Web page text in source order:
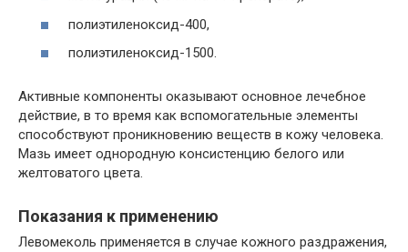
полиэтиленоксид-400,
полиэтиленоксид-1500.
Активные компоненты оказывают основное лечебное
действие, в то время как вспомогательные элементы
способствуют проникновению веществ в кожу человека.
Мазь имеет однородную консистенцию белого или
желтоватого цвета.
Показания к применению
Левомеколь применяется в случае кожного раздражения,